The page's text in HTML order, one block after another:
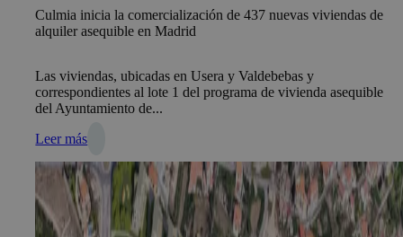
Culmia inicia la comercialización de 437 nuevas viviendas de
alquiler asequible en Madrid
Las viviendas, ubicadas en Usera y Valdebebas y
correspondientes al lote 1 del programa de vivienda asequible
del Ayuntamiento de...
Leer más